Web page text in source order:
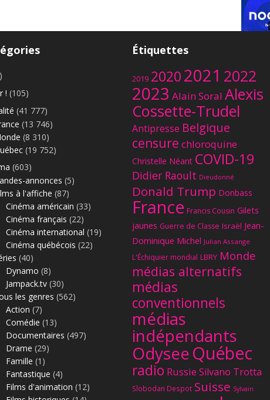
! (105)
(41 777)
(13 746)
(8 310)
(19 752)
(603)
annonces (5)
à l'affiche (87)
Cinéma américain (33)
Cinéma français (22)
Cinéma international (19)
Cinéma québécois (22)
(40)
Dynamo (8)
Jampack.tv (30)
les genres (562)
Action (7)
Comédie (13)
Documentaires (497)
Drame (29)
Famille (1)
Fantastique (4)
Films d'animation (12)
Étiquettes
2019 20202021 2022
2023 Alain Soral Alexis
Cossette-Trudel
Antipresse Belgique
censure chloroquine
Christelle Néant COVID-19
Didier Raoult Dieudonné
Donald Trump Donbass
France Francis Cousin Gilets
jaunes Guerre de Classe Israël Jean-
Dominique Michel Julian Assange
L'Échiquier mondial LBRY Monde
médias alternatifs
médias
conventionnels
médias
indépendants
OdyseeQuébec
radio Russie Silvano Trotta
Slobodan Despot Suisse Sylvain